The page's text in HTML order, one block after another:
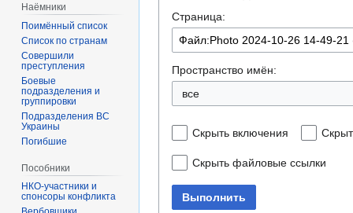
навигации
поиску
Страница:
Пространство имён:
все
Скрыть включения
Скрыть файловые ссылки
Выполнить
Наёмники
Поимённый список
Список по странам
Совершили
преступления
Боевые
подразделения и
группировки
Подразделения ВС
Украины
Погибшие
Пособники
спонсоры конфликта